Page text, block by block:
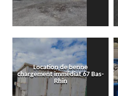
Location de benne
chargement immédiat 67 Bas-
Rhin